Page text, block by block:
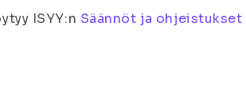
ISYY:n Säännöt ja ohjeistukset